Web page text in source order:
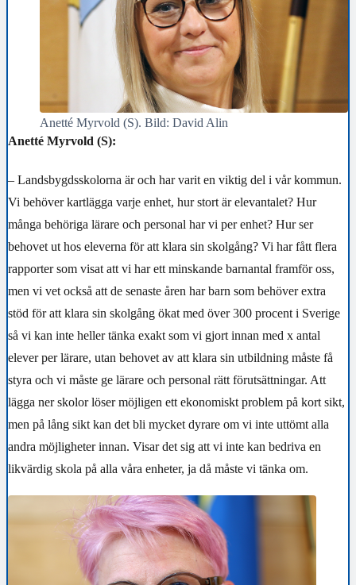
Anetté Myrvold (S). Bild: David Alin
Anetté Myrvold (S):
– Landsbygdsskolorna är och har varit en viktig del i vår kommun.
Vi behöver kartlägga varje enhet, hur stort är elevantalet? Hur
många behöriga lärare och personal har vi per enhet? Hur ser
behovet ut hos eleverna för att klara sin skolgång? Vi har fått flera
rapporter som visat att vi har ett minskande barnantal framför oss,
men vi vet också att de senaste åren har barn som behöver extra
stöd för att klara sin skolgång ökat med över 300 procent i Sverige
så vi kan inte heller tänka exakt som vi gjort innan med x antal
elever per lärare, utan behovet av att klara sin utbildning måste få
styra och vi måste ge lärare och personal rätt förutsättningar. Att
lägga ner skolor löser möjligen ett ekonomiskt problem på kort sikt,
men på lång sikt kan det bli mycket dyrare om vi inte uttömt alla
andra möjligheter innan. Visar det sig att vi inte kan bedriva en
likvärdig skola på alla våra enheter, ja då måste vi tänka om.